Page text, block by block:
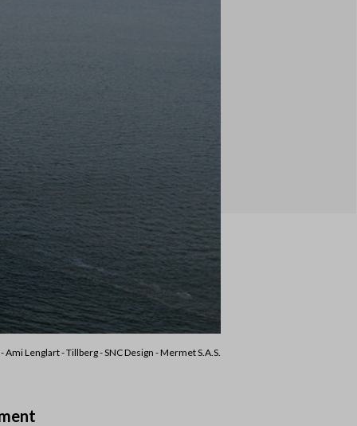
Ami Lenglart - Tillberg - SNC Design - Mermet S.A.S.